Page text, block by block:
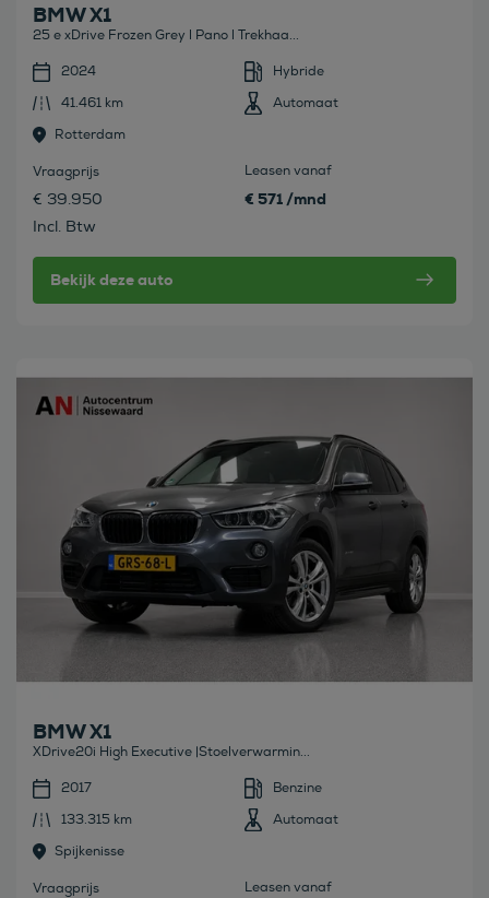
BMW X1
25 e xDrive Frozen Grey l Pano l Trekhaa...
2024
Hybride
41.461 km
Automaat
Rotterdam
Vraagprijs
€ 39.950
Incl. Btw
Leasen vanaf
€ 571 /mnd
Bekijk deze auto
Bekijk deze auto
BMW X1
XDrive20i High Executive |Stoelverwarmin...
2017
Benzine
133.315 km
Automaat
Spijkenisse
Vraagprijs Leasen vanaf